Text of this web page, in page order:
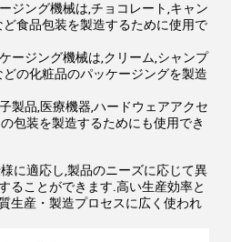
ジング機械は,チョコレート,キャン
食品包装を製造するために使用で
ージング機械は,クリーム,シャンプ
の化粧品のパッケージングを製造
製品,医療機器,ハードウェアアクセ
包装を製造するためにも使用でき
に適応し,製品のニーズに応じて異
ることができます.高い生産効率と
生産・製造プロセスに広く使われ